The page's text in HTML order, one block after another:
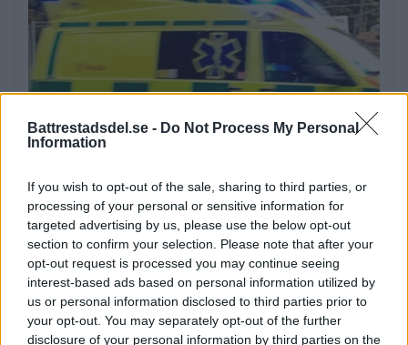
Battrestadsdel.se - Do Not Process My Personal
Information
If you wish to opt-out of the sale, sharing to third parties, or
processing of your personal or sensitive information for
targeted advertising by us, please use the below opt-out
section to confirm your selection. Please note that after your
opt-out request is processed you may continue seeing
interest-based ads based on personal information utilized by
us or personal information disclosed to third parties prior to
your opt-out. You may separately opt-out of the further
disclosure of your personal information by third parties on the
Elsparkcyklister till sjukhus
efter olycka
På onsdagskvällen körde en elsparkcykel in
i en […]
Publicerad 09:51, 6 augusti 2026